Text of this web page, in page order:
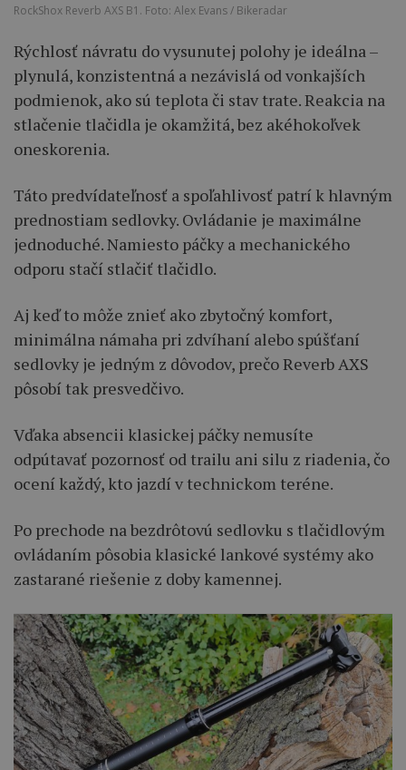
RockShox Reverb AXS B1. Foto: Alex Evans / Bikeradar
Rýchlosť návratu do vysunutej polohy je ideálna –
plynulá, konzistentná a nezávislá od vonkajších
podmienok, ako sú teplota či stav trate. Reakcia na
stlačenie tlačidla je okamžitá, bez akéhokoľvek
oneskorenia.
Táto predvídateľnosť a spoľahlivosť patrí k hlavným
prednostiam sedlovky. Ovládanie je maximálne
jednoduché. Namiesto páčky a mechanického
odporu stačí stlačiť tlačidlo.
Aj keď to môže znieť ako zbytočný komfort,
minimálna námaha pri zdvíhaní alebo spúšťaní
sedlovky je jedným z dôvodov, prečo Reverb AXS
pôsobí tak presvedčivo.
Vďaka absencii klasickej páčky nemusíte
odpútavať pozornosť od trailu ani silu z riadenia, čo
ocení každý, kto jazdí v technickom teréne.
Po prechode na bezdrôtovú sedlovku s tlačidlovým
ovládaním pôsobia klasické lankové systémy ako
zastarané riešenie z doby kamennej.